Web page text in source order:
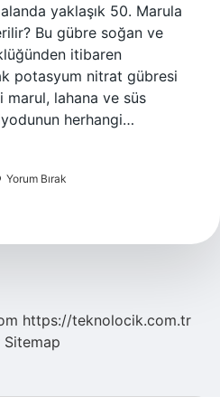
yaklaşık 50. Marula
Bu gübre soğan ve
itibaren
potasyum nitrat gübresi
lahana ve süs
herhangi…
Yorum Bırak
https://teknolocik.com.tr
Sitemap